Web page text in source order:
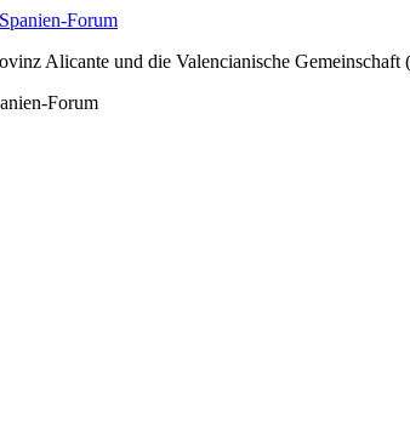
Alicante und die Valencianische
Forum